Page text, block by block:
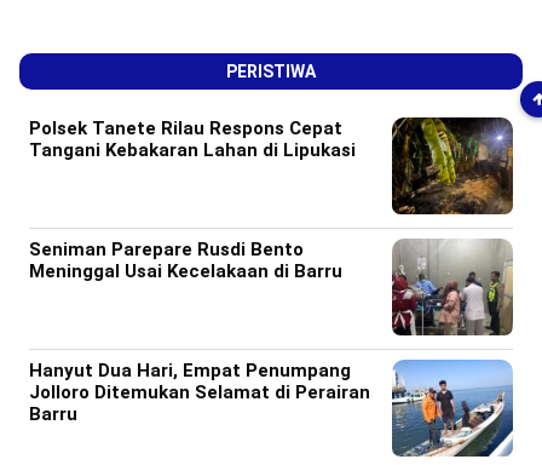
PERISTIWA
Polsek Tanete Rilau Respons Cepat
Tangani Kebakaran Lahan di Lipukasi
Seniman Parepare Rusdi Bento
Meninggal Usai Kecelakaan di Barru
Hanyut Dua Hari, Empat Penumpang
Jolloro Ditemukan Selamat di Perairan
Barru